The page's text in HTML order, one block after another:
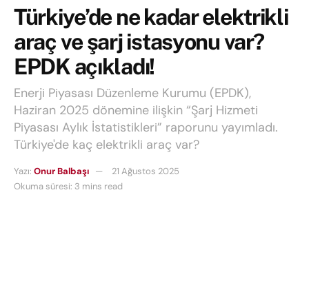
Türkiye’de ne kadar elektrikli
araç ve şarj istasyonu var?
EPDK açıkladı!
Enerji Piyasası Düzenleme Kurumu (EPDK),
Haziran 2025 dönemine ilişkin “Şarj Hizmeti
Piyasası Aylık İstatistikleri” raporunu yayımladı.
Türkiye'de kaç elektrikli araç var?
Yazı: Onur Balbaşı
21 Ağustos 2025
Okuma süresi: 3 mins read